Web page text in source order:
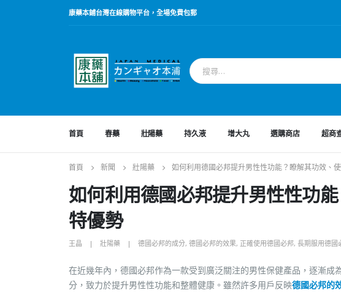
康藥本鋪台灣在線購物平台，全場免費包郵
首頁 春藥 壯陽藥 持久液 增大丸 選購商店 超商
首頁 新聞 壯陽藥 如何利用德國必邦提升男性性功能？瞭解其功效、
如何利用德國必邦提升男性性功
特優勢
王晶 壯陽藥 德國必邦的成分, 德國必邦的效果, 正確使用德國必邦, 長期服用德國
在近幾年內，德國必邦作為一款受到廣泛關注的男性保健產品，逐漸
分，致力於提升男性性功能和整體健康。雖然許多用戶反映德國必邦的